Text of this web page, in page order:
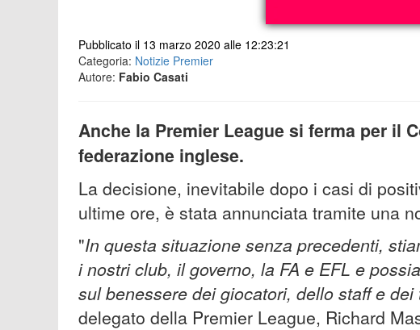
Pubblicato il 13 marzo 2020 alle 12:23:21
Categoria: Notizie Premier
Autore: Fabio Casati
Anche la Premier League si ferma per il
federazione inglese.
La decisione, inevitabile dopo i casi di
ultime ore, è stata annunciata tramite una
"In questa situazione senza precedenti,
i nostri club, il governo, la FA e EFL e
sul benessere dei giocatori, dello staff e dei
delegato della Premier League, Richard